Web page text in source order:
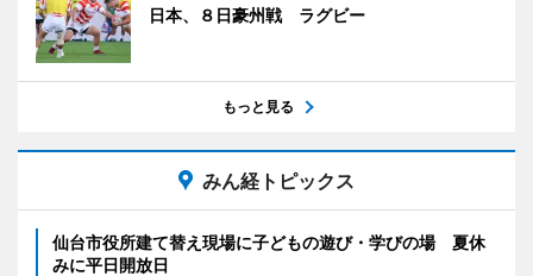
日本、８日豪州戦 ラグビー
もっと見る
みん経トピックス
仙台市役所建て替え現場に子どもの遊び・学びの場 夏休
みに平日開放日